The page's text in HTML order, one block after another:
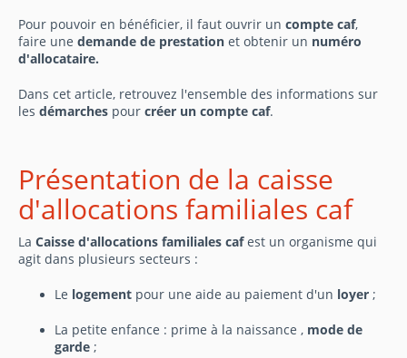
Pour pouvoir en bénéficier, il faut ouvrir un compte caf,
faire une demande de prestation et obtenir un numéro
d'allocataire.
Dans cet article, retrouvez l'ensemble des informations sur
les démarches pour créer un compte caf.
Présentation de la caisse
d'allocations familiales caf
La Caisse d'allocations familiales cafest un organisme qui
agit dans plusieurs secteurs :
Le logement pour une aide au paiement d'un loyer ;
La petite enfance : prime à la naissance , mode de
garde ;